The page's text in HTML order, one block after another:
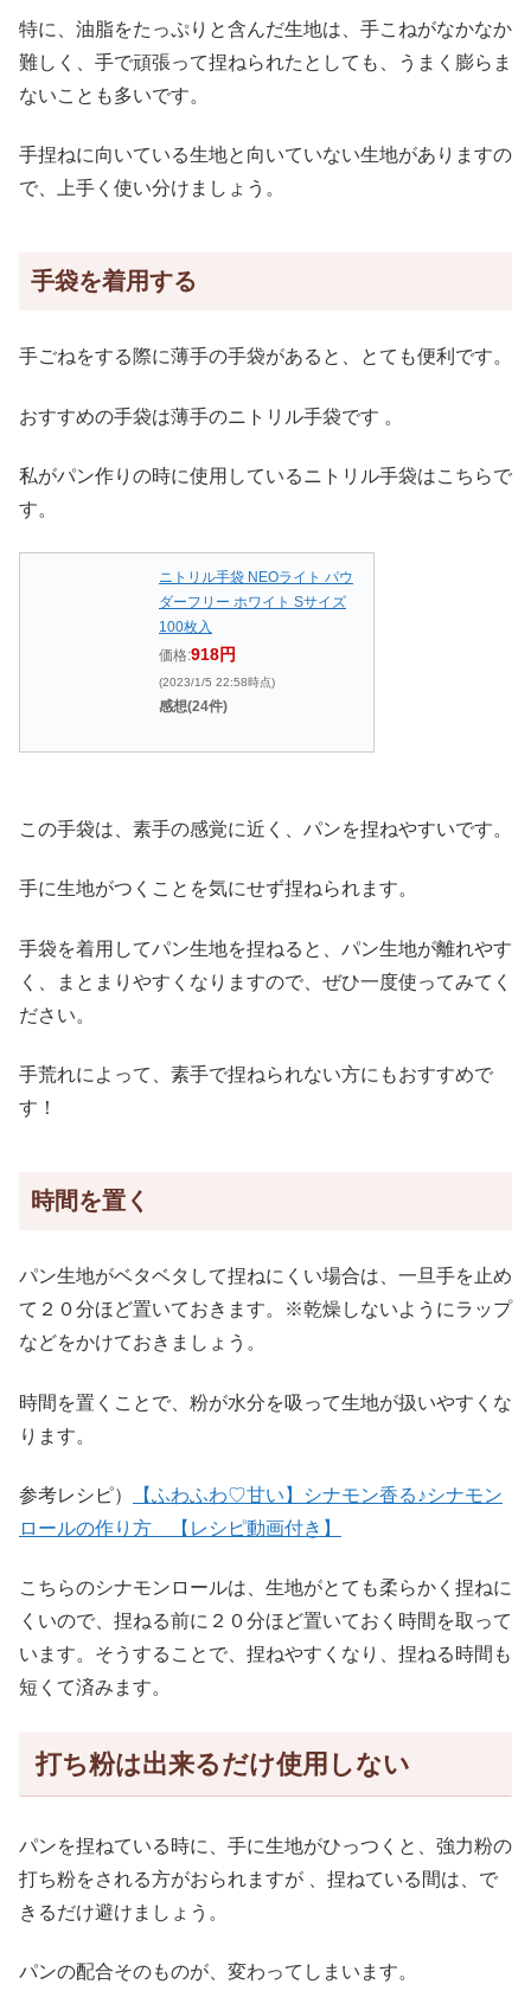
特に、油脂をたっぷりと含んだ生地は、手こねがなかなか
難しく、手で頑張って捏ねられたとしても、うまく膨らま
ないことも多いです。
手捏ねに向いている生地と向いていない生地がありますの
で、上手く使い分け ましょう。
手袋を着用する
手ごねをする際に薄手の手袋があると、とても便利です。
おすすめの手袋は薄手のニトリル手袋です 。
私がパン作りの時に使用しているニトリル手袋はこちらで
す。
ニトリル手袋 NEOライト パウ
ダーフリー ホワイト Sサイズ
100枚入
価格:918円
(2023/1/5 22:58時点)
感想(24件)
この手袋は、素手の感覚に近く、パンを捏ねやすいです。
手に生地がつくことを気にせず捏ねられます。
手袋を着用してパン生地を捏ねると、パン生地が離れやす
く、まとまりやすくなりますので、ぜひ一度使ってみてく
ださい。
手荒れによって、素手で捏ねられない方にもおすすめで
す！
時間を置く
パン生地がベタベタして捏ねにくい場合は、一旦手を止め
て２０分ほど置いておきます。※乾燥しないようにラップ
などをかけておきましょう。
時間を置くことで、粉が水分を吸って生地が扱いやすくな
ります。
参考レシピ）
【ふわふわ♡甘い】シナモン香る♪シナモン
ロールの作り方 【レシピ動画付き】
こちらのシナモンロールは、生地がとても柔らかく捏ねに
くいので、捏ねる前に２０分ほど置いておく時間を取って
います。そうすることで、捏ねやすくなり、捏ねる時間も
短くて済みます。
打ち粉は出来るだけ使用しない
パンを捏ねている時に、手に生地がひっつくと、強力粉の
打ち粉をされる方がおられますが 、捏ねている間は、で
きるだけ避けましょう。
パンの配合そのものが、変わってしまいます。